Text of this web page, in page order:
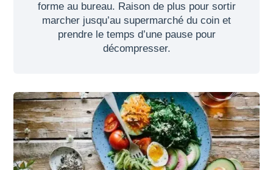
forme au bureau. Raison de plus pour sortir
marcher jusqu’au supermarché du coin et
prendre le temps d’une pause pour
décompresser.